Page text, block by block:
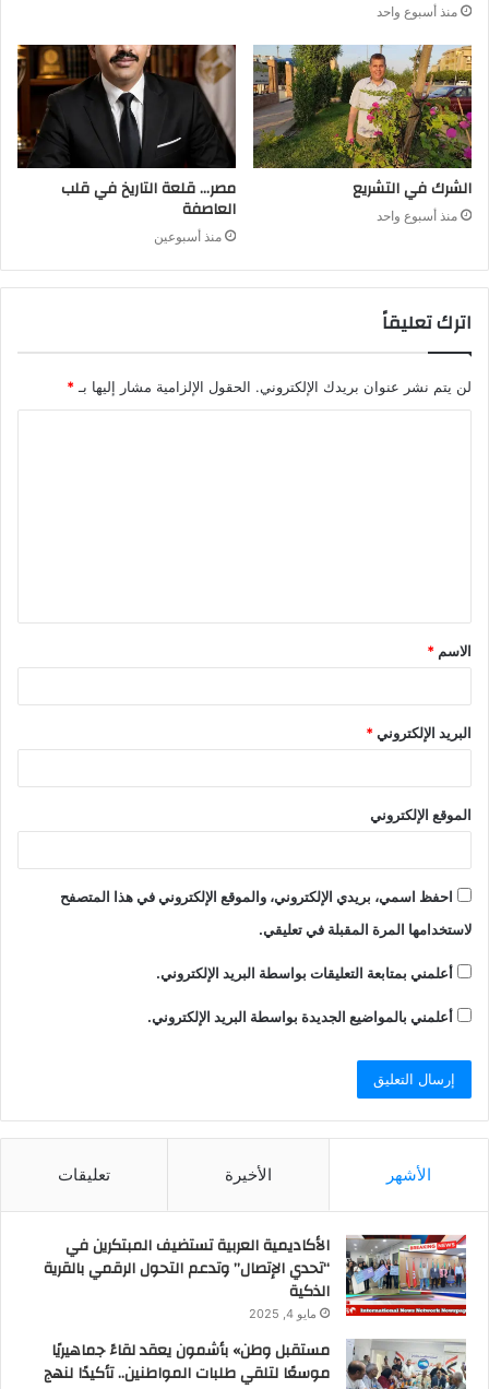
منذ أسبوع واحد
الشرك في التشريع
منذ أسبوع واحد
مصر… قلعة التاريخ في قلب
العاصفة
منذ أسبوعين
اترك تعليقاً
لن يتم نشر عنوان بريدك الإلكتروني. الحقول الإلزامية مشار إليها بـ *
الاسم *
البريد الإلكتروني*
الموقع الإلكتروني
احفظ اسمي، بريدي الإلكتروني، والموقع الإلكتروني في هذا المتصفح
لاستخدامها المرة المقبلة في تعليقي.
أعلمني بمتابعة التعليقات بواسطة البريد الإلكتروني.
أعلمني بالمواضيع الجديدة بواسطة البريد الإلكتروني.
الأشهر الأخيرة تعليقات
الأكاديمية العربية تستضيف المبتكرين في
“تحدي الإتصال” وتدعم التحول الرقمي بالقرية
الذكية
مايو 4, 2025
مستقبل وطن» بأشمون يعقد لقاءً جماهيريًا
موسعًا لتلقي طلبات المواطنين.. تأكيدًا لنهج